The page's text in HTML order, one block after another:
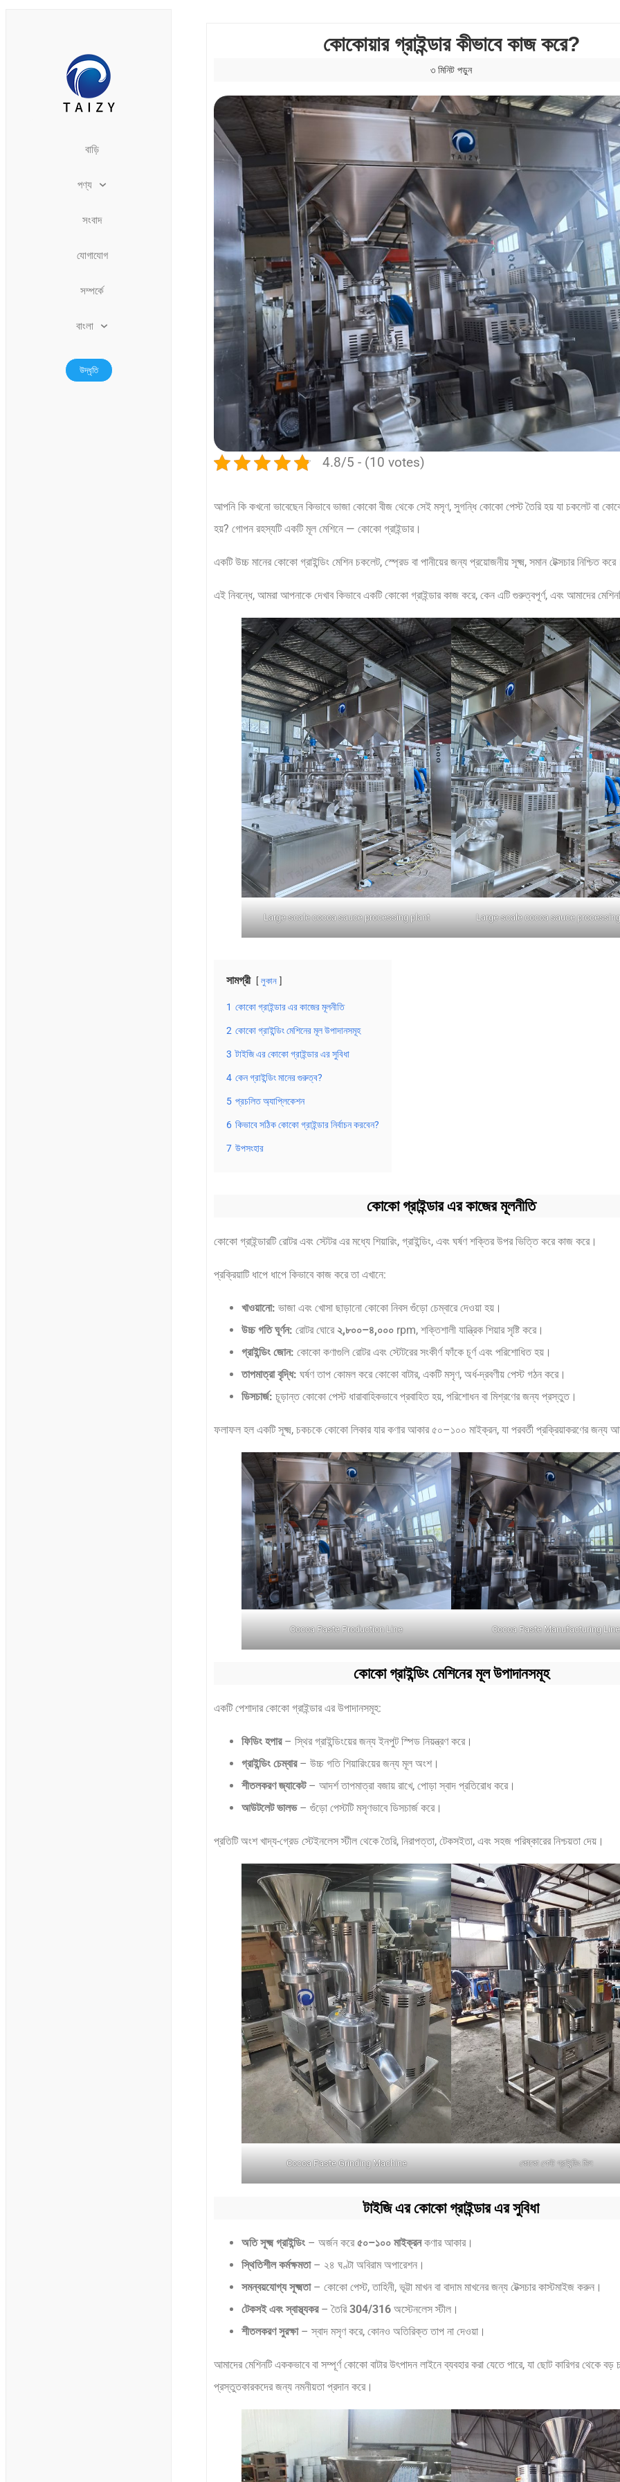
বাড়ি
পণ্য
সংবাদ
যোগাযোগ
সম্পর্কে
বাংলা
উদ্ধৃতি
কোকোয়ার গ্রাইন্ডার কীভাবে কাজ করে?
৩ মিনিট পড়ুন
4.8/5 - (10 votes)
আপনি কি কখনো ভাবেছেন কিভাবে ভাজা কোকো বীজ থেকে সেই মসৃণ, সুগন্ধি কোকো পেস্ট তৈরি হয় যা চকলেট বা
হয়? গোপন রহস্যটি একটি মূল মেশিনে — কোকো গ্রাইন্ডার।
একটি উচ্চ মানের কোকো গ্রাইন্ডিং মেশিন চকলেট, স্প্রেড বা পানীয়ের জন্য প্রয়োজনীয় সূক্ষ্ম, সমান টেক্সচার নিশ্চিত
এই নিবন্ধে, আমরা আপনাকে দেখাব কিভাবে একটি কোকো গ্রাইন্ডার কাজ করে, কেন এটি গুরুত্বপূর্ণ, এবং আমাদের
Large-scale cocoa sauce processing plant Large-scale cocoa sauce
সামগ্রী লুকান
1 কোকো গ্রাইন্ডার এর কাজের মূলনীতি
2 কোকো গ্রাইন্ডিং মেশিনের মূল উপাদানসমূহ
3 টাইজি এর কোকো গ্রাইন্ডার এর সুবিধা
4 কেন গ্রাইন্ডিং মানের গুরুত্ব?
5 প্রচলিত অ্যাপ্লিকেশন
6 কিভাবে সঠিক কোকো গ্রাইন্ডার নির্বাচন করবেন?
7 উপসংহার
কোকো গ্রাইন্ডার এর কাজের মূলনীতি
কোকো গ্রাইন্ডারটি রোটর এবং স্টেটর এর মধ্যে শিয়ারিং, গ্রাইন্ডিং, এবং ঘর্ষণ শক্তির উপর ভিত্তি করে কাজ করে।
প্রক্রিয়াটি ধাপে ধাপে কিভাবে কাজ করে তা এখানে:
খাওয়ানো:ভাজা এবং খোসা ছাড়ানো কোকো নিবস গুঁড়ো চেম্বারে দেওয়া হয়।
উচ্চ গতি ঘূর্ণন:রোটর ঘোরে ২,৮০০–৪,০০০ rpm, শক্তিশালী যান্ত্রিক শিয়ার সৃষ্টি করে।
গ্রাইন্ডিং জোন:কোকো কণাগুলি রোটর এবং স্টেটরের সংকীর্ণ ফাঁকে চূর্ণ এবং পরিশোধিত হয়।
তাপমাত্রা বৃদ্ধি: ঘর্ষণ তাপ কোমল করে কোকো বাটার, একটি মসৃণ, অর্ধ-দ্রবণীয় পেস্ট গঠন করে।
ডিসচার্জ: চূড়ান্ত কোকো পেস্ট ধারাবাহিকভাবে প্রবাহিত হয়, পরিশোধন বা মিশ্রণের জন্য প্রস্তুত।
ফলাফল হল একটি সূক্ষ্ম, চকচকে কোকো লিকার যার কণার আকার ৫০–১০০ মাইক্রন, যা পরবর্তী প্রক্রিয়াকরণের জন্য
Cocoa Paste Production Line Cocoa Paste Manufacturing Line
কোকো গ্রাইন্ডিং মেশিনের মূল উপাদানসমূহ
একটি পেশাদার কোকো গ্রাইন্ডার এর উপাদানসমূহ:
ফিডিং হপার – স্থির গ্রাইন্ডিংয়ের জন্য ইনপুট স্পিড নিয়ন্ত্রণ করে।
গ্রাইন্ডিং চেম্বার – উচ্চ গতি শিয়ারিংয়ের জন্য মূল অংশ।
শীতলকরণ জ্যাকেট – আদর্শ তাপমাত্রা বজায় রাখে, পোড়া স্বাদ প্রতিরোধ করে।
আউটলেট ভালভ– গুঁড়ো পেস্টটি মসৃণভাবে ডিসচার্জ করে।
প্রতিটি অংশ খাদ্য-গ্রেড স্টেইনলেস স্টীল থেকে তৈরি, নিরাপত্তা, টেকসইতা, এবং সহজ পরিষ্কারের নিশ্চয়তা দেয়।
Cocoa Paste Grinding Machine কোকো পেস্ট গ্রাইন্ডিং মিল
টাইজি এর কোকো গ্রাইন্ডার এর সুবিধা
অতি সূক্ষ্ম গ্রাইন্ডিং – অর্জন করে৫০–১০০ মাইক্রনকণার আকার।
স্থিতিশীল কর্মক্ষমতা– ২৪ ঘণ্টা অবিরাম অপারেশন।
সমন্বয়যোগ্য সূক্ষ্মতা – কোকো পেস্ট, তাহিনী, ভূট্টা মাখন বা বাদাম মাখনের জন্য টেক্সচার কাস্টমাইজ করুন।
টেকসই এবং স্বাস্থ্যকর– তৈরি304/316অস্টেনলেস স্টীল।
শীতলকরণ সুরক্ষা– স্বাদ মসৃণ করে, কোনও অতিরিক্ত তাপ না দেওয়া।
আমাদের মেশিনটি এককভাবে বা সম্পূর্ণ কোকো বাটার উৎপাদন লাইনে ব্যবহার করা যেতে পারে, যা ছোট কারিগর থেকে বড়
প্রস্তুতকারকদের জন্য নমনীয়তা প্রদান করে।